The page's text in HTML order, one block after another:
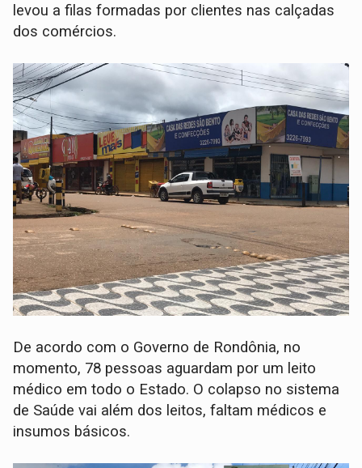
levou a filas formadas por clientes nas calçadas
dos comércios.
De acordo com o Governo de Rondônia, no
momento, 78 pessoas aguardam por um leito
médico em todo o Estado. O colapso no sistema
de Saúde vai além dos leitos, faltam médicos e
insumos básicos.